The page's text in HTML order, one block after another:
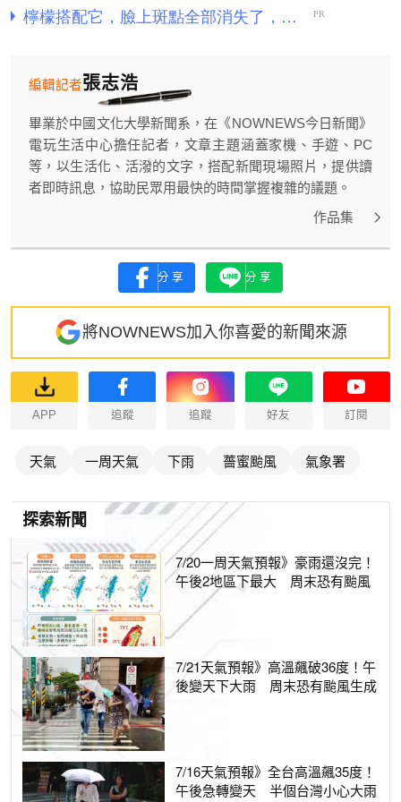
張志浩
編輯記者
畢業於中國文化大學新聞系，在《NOWNEWS今日新聞》
電玩生活中心擔任記者，文章主題涵蓋家機、手遊、PC
等，以生活化、活潑的文字，搭配新聞現場照片，提供讀
者即時訊息，協助民眾用最快的時間掌握複雜的議題。
作品集
分享 分享
將NOWNEWS加入你喜愛的新聞來源
APP 追蹤 追蹤 好友 訂閱
天氣 一周天氣 下雨 薔蜜颱風 氣象署
探索新聞
7/20一周天氣預報》豪雨還沒完！
午後2地區下最大 周末恐有颱風
7/21天氣預報》高溫飆破36度！午
後變天下大雨 周末恐有颱風生成
7/16天氣預報》全台高溫飆35度！
午後急轉變天 半個台灣小心大雨